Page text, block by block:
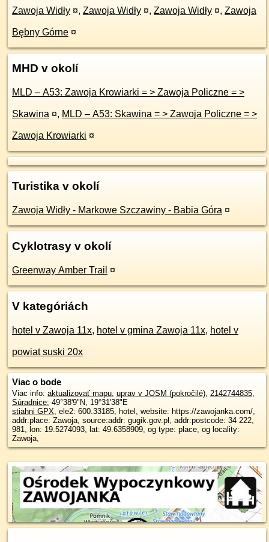
Zawoja Widły ¤, Zawoja Widły ¤, Zawoja Widły ¤, Zawoja
Bębny Górne ¤
MHD v okolí
MLD – A53: Zawoja Krowiarki = > Zawoja Policzne = >
Skawina ¤, MLD – A53: Skawina = > Zawoja Policzne = >
Zawoja Krowiarki ¤
Turistika v okolí
Zawoja Widły - Markowe Szczawiny - Babia Góra ¤
Cyklotrasy v okolí
Greenway Amber Trail ¤
V kategóriách
hotel v Zawoja 11x, hotel v gmina Zawoja 11x, hotel v
powiat suski 20x
Viac o bode
Viac info: aktualizovať mapu, uprav v JOSM (pokročilé), 2142744835,
Súradnice: 49°38'9"N, 19°31'38"E
stiahni GPX, ele2: 600.33185, hotel, website: https://zawojanka.com/,
addr:place: Zawoja, source:addr: gugik.gov.pl, addr:postcode: 34 222,
981, lon: 19.5274093, lat: 49.6358909, og type: place, og locality:
Zawoja,